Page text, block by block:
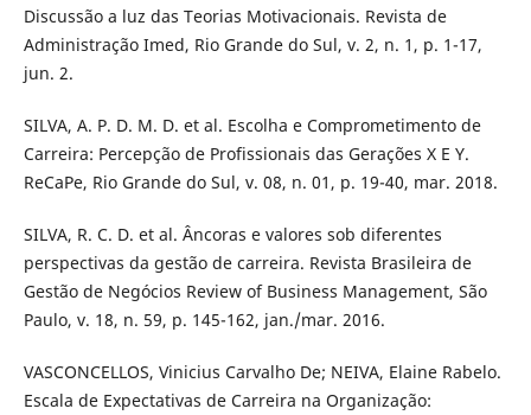
Discussão a luz das Teorias Motivacionais. Revista de
Administração Imed, Rio Grande do Sul, v. 2, n. 1, p. 1-17,
jun. 2.
SILVA, A. P. D. M. D. et al. Escolha e Comprometimento de
Carreira: Percepção de Profissionais das Gerações X E Y.
ReCaPe, Rio Grande do Sul, v. 08, n. 01, p. 19-40, mar. 2018.
SILVA, R. C. D. et al. Âncoras e valores sob diferentes
perspectivas da gestão de carreira. Revista Brasileira de
Gestão de Negócios Review of Business Management, São
Paulo, v. 18, n. 59, p. 145-162, jan./mar. 2016.
VASCONCELLOS, Vinicius Carvalho De; NEIVA, Elaine Rabelo.
Escala de Expectativas de Carreira na Organização: